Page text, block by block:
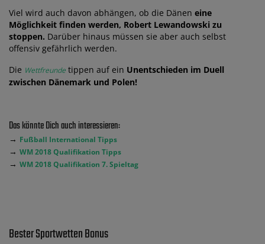
Viel wird auch davon abhängen, ob die Dänen eine
Möglichkeit finden werden, Robert Lewandowski zu
stoppen. Darüber hinaus müssen sie aber auch selbst
offensiv gefährlich werden.
Die Wettfreunde tippen auf ein Unentschieden im Duell
zwischen Dänemark und Polen!
Das könnte Dich auch interessieren:
→ Fußball International Tipps
→ WM 2018 Qualifikation Tipps
→ WM 2018 Qualifikation 7. Spieltag
Bester Sportwetten Bonus